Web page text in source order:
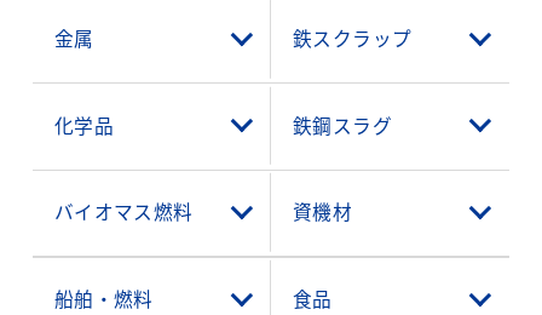
金属 鉄スクラップ
化学品 鉄鋼スラグ
バイオマス燃料 資機材
船舶・燃料 食品